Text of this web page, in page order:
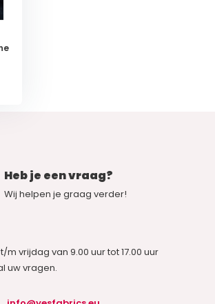
Heb je een vraag?
Wij helpen je graag verder!
m vrijdag van 9.00 uur tot 17.00 uur
uw vragen.